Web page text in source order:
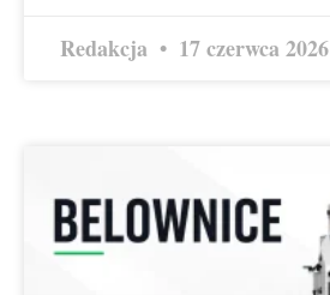
Redakcja 17 czerwca 2026